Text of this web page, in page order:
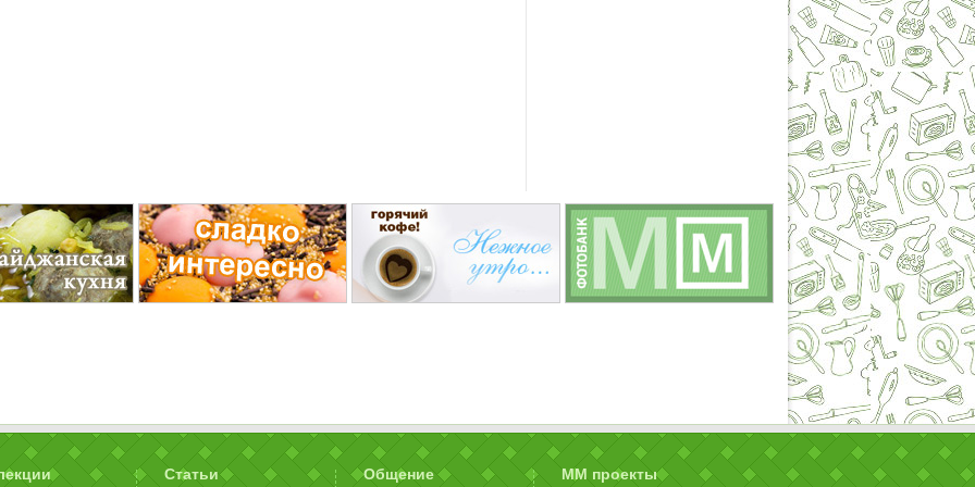
Статьи Общение ММ проекты